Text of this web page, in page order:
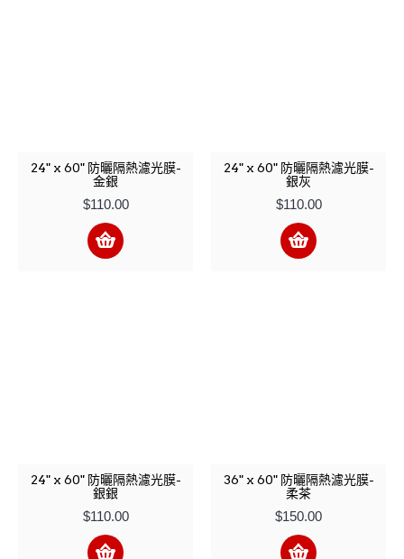
24" x 60" 防曬隔熱濾光膜-
金銀
$110.00
24" x 60" 防曬隔熱濾光膜-
銀灰
$110.00
24" x 60" 防曬隔熱濾光膜-
銀銀
$110.00
36" x 60" 防曬隔熱濾光膜-
柔茶
$150.00